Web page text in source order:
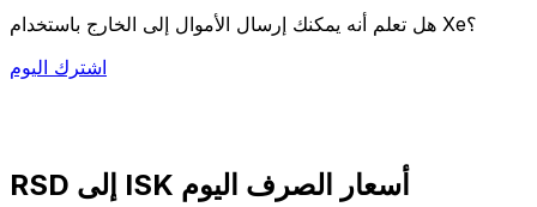
هل تعلم أنه يمكنك إرسال الأموال إلى الخارج باستخدام Xe؟
اشترك اليوم
RSD إلى ISK أسعار الصرف اليوم